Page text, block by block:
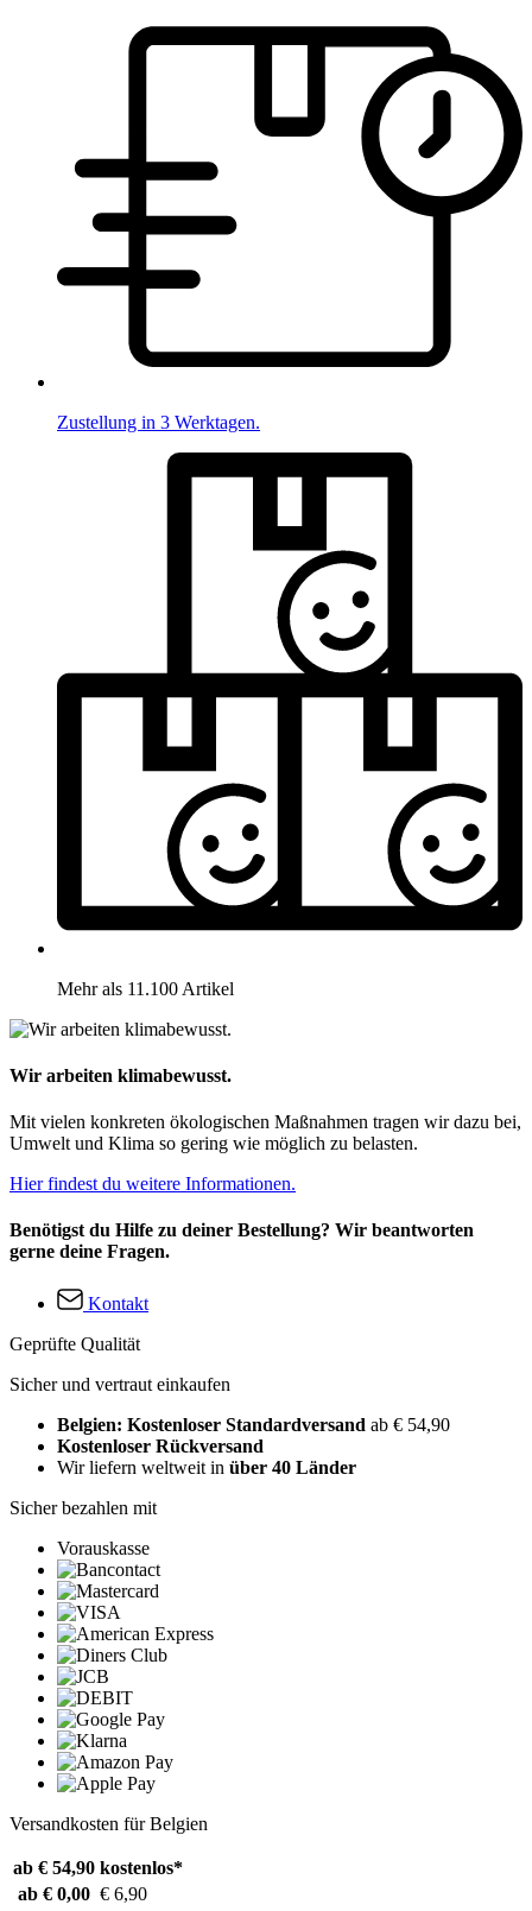
Zustellung in 3 Werktagen.
Mehr als 11.100 Artikel
Wir arbeiten klimabewusst.
Mit vielen konkreten ökologischen Maßnahmen tragen wir dazu bei,
Umwelt und Klima so gering wie möglich zu belasten.
Hier findest du weitere Informationen.
Benötigst du Hilfe zu deiner Bestellung? Wir beantworten
gerne deine Fragen.
Kontakt
Geprüfte Qualität
Sicher und vertraut einkaufen
Belgien: Kostenloser Standardversand ab € 54,90
Kostenloser Rückversand
Wir liefern weltweit in über 40 Länder
Sicher bezahlen mit
Vorauskasse
Versandkosten für Belgien
ab € 54,90 kostenlos*
ab € 0,00 € 6,90